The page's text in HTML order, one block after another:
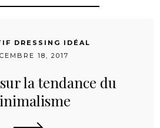
DRESSING IDÉAL
18, 2017
la tendance du